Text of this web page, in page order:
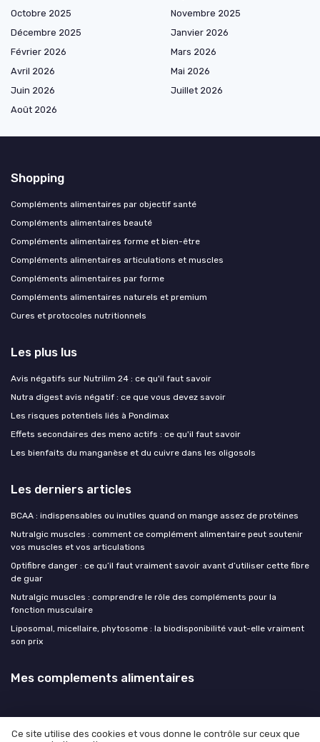
Octobre 2025
Novembre 2025
Décembre 2025
Janvier 2026
Février 2026
Mars 2026
Avril 2026
Mai 2026
Juin 2026
Juillet 2026
Août 2026
Shopping
Compléments alimentaires par objectif santé
Compléments alimentaires beauté
Compléments alimentaires forme et bien-être
Compléments alimentaires articulations et muscles
Compléments alimentaires par forme
Compléments alimentaires naturels et premium
Cures et protocoles nutritionnels
Les plus lus
Avis négatifs sur Nutrilim 24 : ce qu'il faut savoir
Nutra digest avis négatif : ce que vous devez savoir
Les risques potentiels liés à Pondimax
Effets secondaires des meno actifs : ce qu'il faut savoir
Les bienfaits du manganèse et du cuivre dans les oligosols
Les derniers articles
BCAA : indispensables ou inutiles quand on mange assez de protéines
Nutralgic muscles : comment ce complément alimentaire peut soutenir
vos muscles et vos articulations
Optifibre danger : ce qu’il faut vraiment savoir avant d’utiliser cette fibre
de guar
Nutralgic muscles : comprendre le rôle des compléments pour la
fonction musculaire
Liposomal, micellaire, phytosome : la biodisponibilité vaut-elle vraiment
son prix
Mes complements alimentaires
Ce site utilise des cookies et vous donne le contrôle sur ceux que